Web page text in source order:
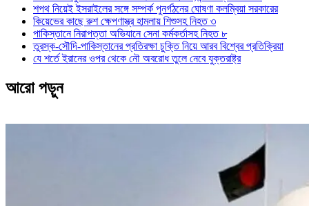
শপথ নিয়েই ইসরাইলের সঙ্গে সম্পর্ক পুনর্গঠনের ঘোষণা কলম্বিয়া সরকারের
কিয়েভের কাছে রুশ ক্ষেপণাস্ত্র হামলায় শিশুসহ নিহত ৩
পাকিস্তানে নিরাপত্তা অভিযানে সেনা কর্মকর্তাসহ নিহত ৮
তুরস্ক-সৌদি-পাকিস্তানের প্রতিরক্ষা চুক্তি নিয়ে আরব বিশ্বের প্রতিক্রিয়া
যে শর্তে ইরানের ওপর থেকে নৌ অবরোধ তুলে নেবে যুক্তরাষ্ট্র
আরো পড়ুন